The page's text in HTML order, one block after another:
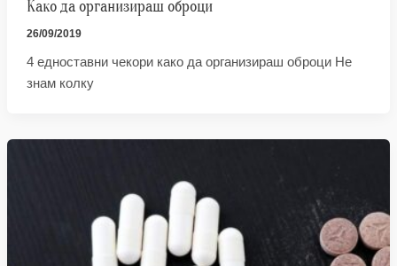
Како да организираш оброци
26/09/2019
4 едноставни чекори како да организираш оброци Не
знам колку